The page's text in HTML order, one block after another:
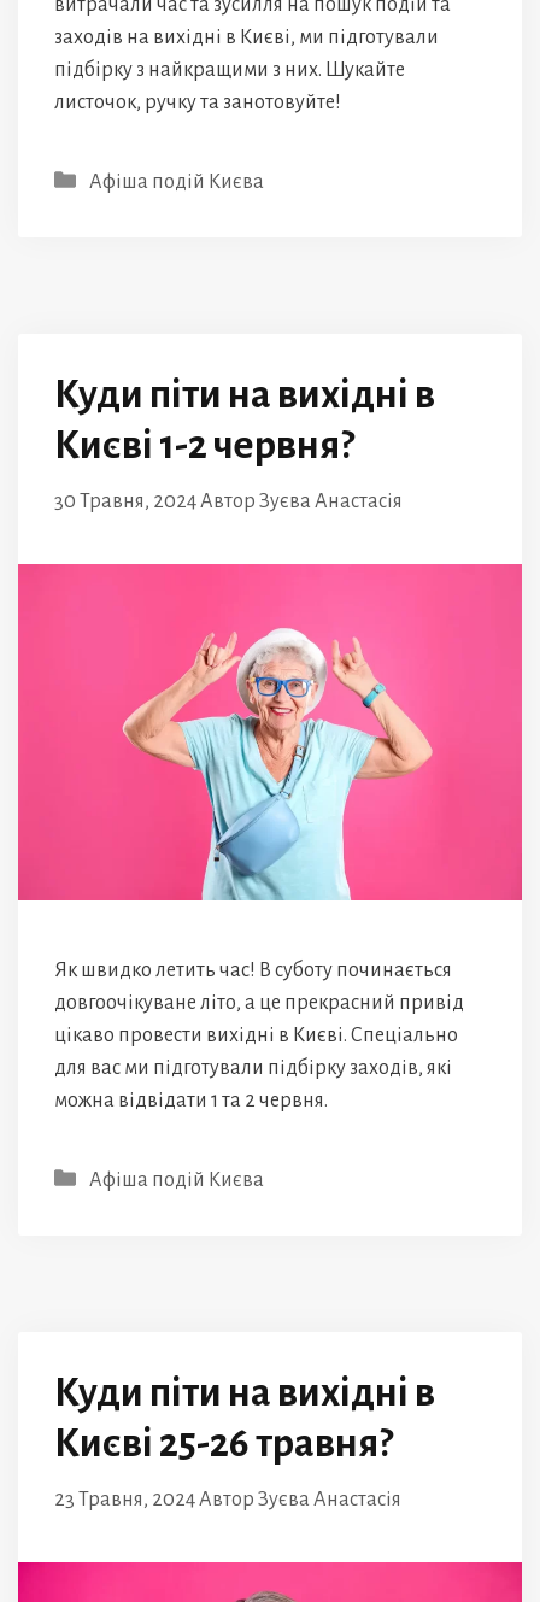
витрачали час та зусилля на пошук подій та
заходів на вихідні в Києві, ми підготували
підбірку з найкращими з них. Шукайте
листочок, ручку та занотовуйте!
Категорії
Афіша подій Києва
Куди піти на вихідні в
Києві 1-2 червня?
30 Травня, 2024Автор Зуєва Анастасія
Як швидко летить час! В суботу починається
довгоочікуване літо, а це прекрасний привід
цікаво провести вихідні в Києві. Спеціально
для вас ми підготували підбірку заходів, які
можна відвідати 1 та 2 червня.
Категорії
Афіша подій Києва
Куди піти на вихідні в
Києві 25-26 травня?
23 Травня, 2024Автор Зуєва Анастасія